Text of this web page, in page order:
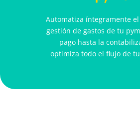
Automatiza íntegramente
gestión de gastos de tu
pago hasta la
optimiza todo el flujo de